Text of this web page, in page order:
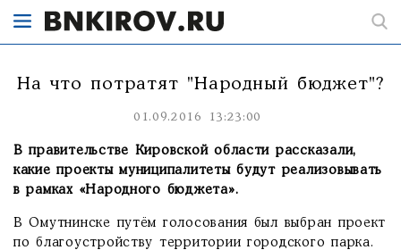
На что потратят "Народный бюджет"?
01.09.2016 13:23:00
В правительстве Кировской области рассказали,
какие проекты муниципалитеты будут реализовывать
в рамках «Народного бюджета».
В Омутнинске путём голосования был выбран проект
по благоустройству территории городского парка.